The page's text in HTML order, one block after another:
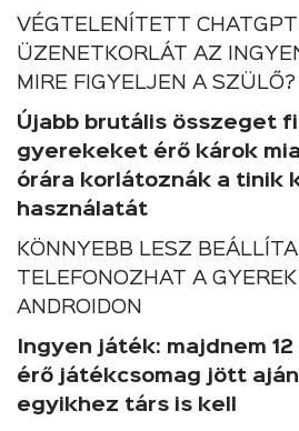
VÉGTELENÍTETT
ÜZENETKORLÁT AZ
MIRE FIGYELJEN A SZÜLŐ?
Újabb brutális összeget
gyerekeket érő károk
órára korlátoznák a tinik
használatát
KÖNNYEBB LESZ
TELEFONOZHAT A
ANDROIDON
Ingyen játék: majdnem
érő játékcsomag jött
egyikhez társ is kell